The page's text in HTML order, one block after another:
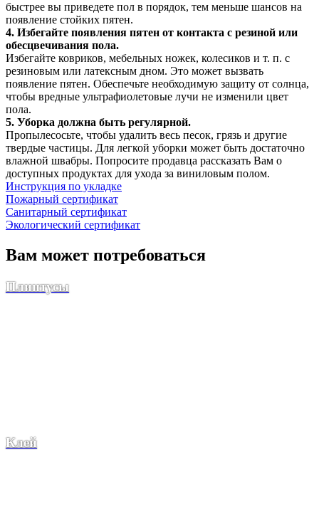
быстрее вы приведете пол в порядок, тем меньше шансов на
появление стойких пятен.
4. Избегайте появления пятен от контакта с резиной или
обесцвечивания пола.
Избегайте ковриков, мебельных ножек, колесиков и т. п. с
резиновым или латексным дном. Это может вызвать
появление пятен. Обеспечьте необходимую защиту от солнца,
чтобы вредные ультрафиолетовые лучи не изменили цвет
пола.
5. Уборка должна быть регулярной.
Пропылесосьте, чтобы удалить весь песок, грязь и другие
твердые частицы. Для легкой уборки может быть достаточно
влажной швабры. Попросите продавца рассказать Вам о
доступных продуктах для ухода за виниловым полом.
Инструкция по укладке
Пожарный сертификат
Санитарный сертификат
Экологический сертификат
Вам может потребоваться
Плинтусы
Клей